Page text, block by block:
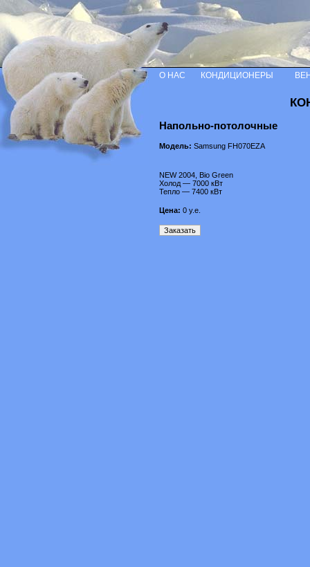
Напольно-потолочные
Модель: Samsung FH070EZA
NEW 2004, Bio Green
Холод — 7000 кВт
Тепло — 7400 кВт
Цена: 0 у.е.
О НАС КОНДИЦИОНЕРЫ